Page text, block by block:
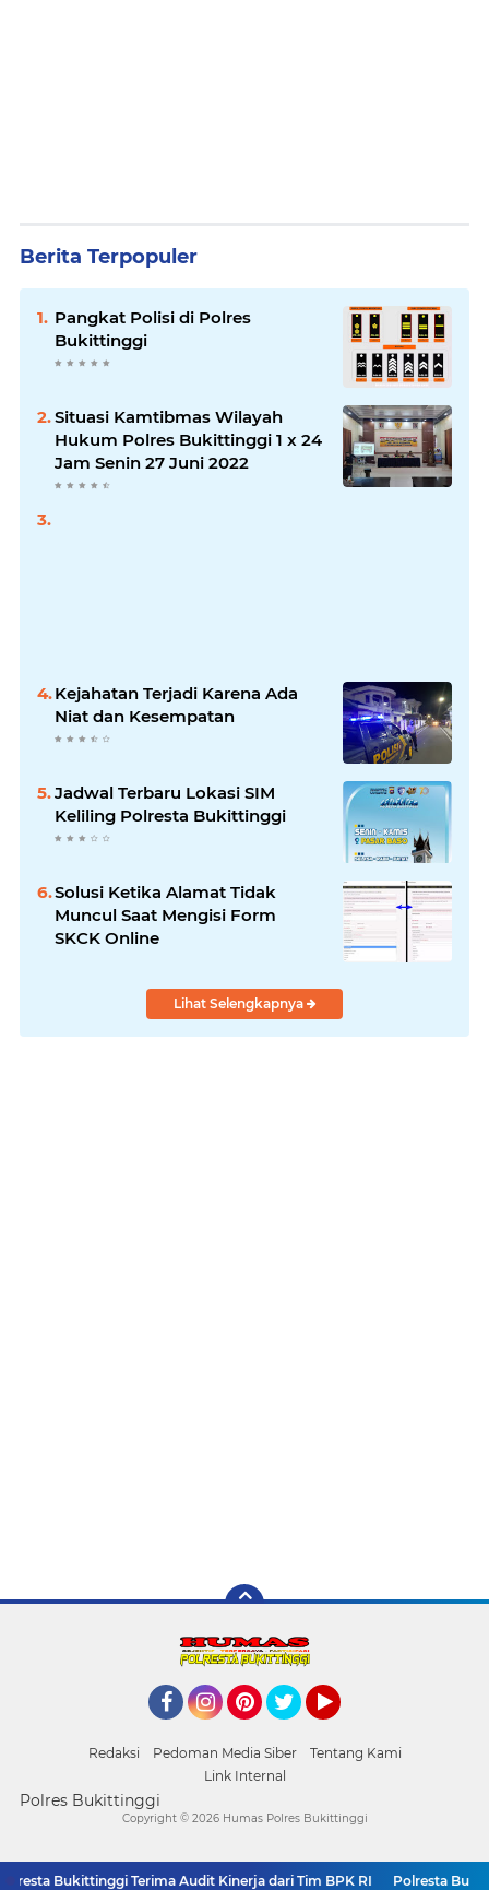
Berita Terpopuler
Pangkat Polisi di Polres
Bukittinggi
Situasi Kamtibmas Wilayah
Hukum Polres Bukittinggi 1 x 24
Jam Senin 27 Juni 2022
Kejahatan Terjadi Karena Ada
Niat dan Kesempatan
Jadwal Terbaru Lokasi SIM
Keliling Polresta Bukittinggi
Solusi Ketika Alamat Tidak
Muncul Saat Mengisi Form
SKCK Online
Lihat Selengkapnya
Redaksi Pedoman Media Siber
Tentang Kami
Link Internal
Polres Bukittinggi
Bukittinggi Terima Audit Kinerja dari Tim BPK RI Polresta
Copyright © 2026 Humas Polres Bukittinggi